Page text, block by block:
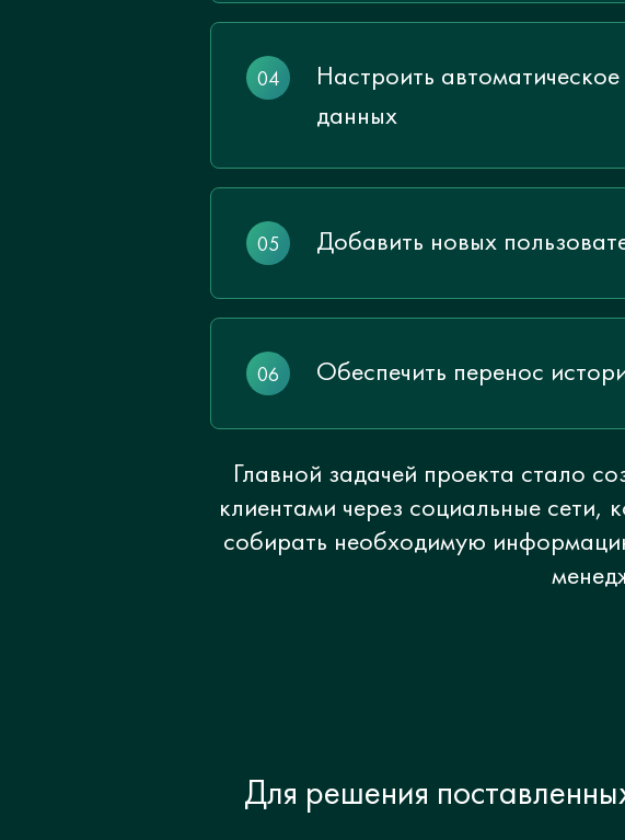
Настроить
данных
Добавить новых
Обеспечить перенос
Главной задачей проекта стало
клиентами через социальные сети,
собирать необходимую
Для решения